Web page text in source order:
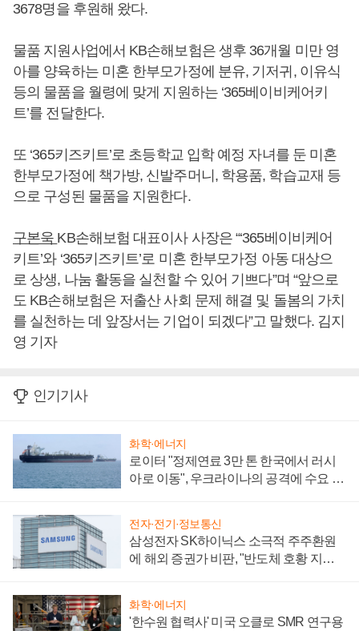
3678명을 후원해 왔다.
물품 지원사업에서 KB손해보험은 생후 36개월 미만 영
아를 양육하는 미혼 한부모가정에 분유, 기저귀, 이유식
등의 물품을 월령에 맞게 지원하는 ‘365베이비케어키
트’를 전달한다.
또 ‘365키즈키트’로 초등학교 입학 예정 자녀를 둔 미혼
한부모가정에 책가방, 신발주머니, 학용품, 학습교재 등
으로 구성된 물품을 지원한다.
구본욱 KB손해보험 대표이사 사장은 “‘365베이비케어
키트’와 ‘365키즈키트’로 미혼 한부모가정 아동 대상으
로 상생, 나눔 활동을 실천할 수 있어 기쁘다”며 “앞으로
도 KB손해보험은 저출산 사회 문제 해결 및 돌봄의 가치
를 실천하는 데 앞장서는 기업이 되겠다”고 말했다. 김지
영 기자
인기기사
화학·에너지
로이터 "정제연료 3만 톤 한국에서 러시
아로 이동", 우크라이나의 공격에 수요 늘
전자·전기·정보통신
삼성전자 SK하이닉스 소극적 주주환원
에 해외 증권가 비판, "반도체 호황 지속
화학·에너지
'한수원 협력사' 미국 오클로 SMR 연구용